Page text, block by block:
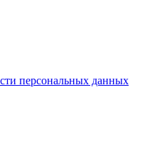
персональных данных